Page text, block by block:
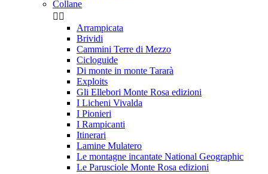
Collane
 
Arrampicata
Brividi
Cammini Terre di Mezzo
Cicloguide
Di monte in monte Tararà
Exploits
Gli Ellebori Monte Rosa edizioni
I Licheni Vivalda
I Pionieri
I Rampicanti
Itinerari
Lamine Mulatero
Le montagne incantate National Geographic
Le Parusciole Monte Rosa edizioni